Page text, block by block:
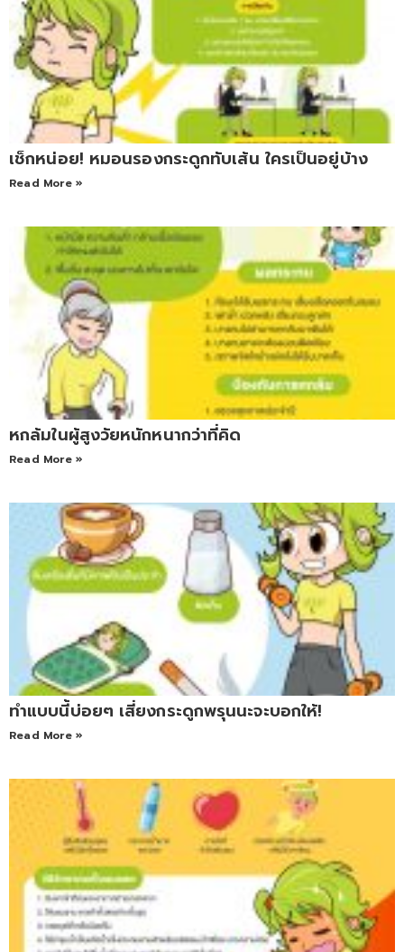
เช็กหน่อย! หมอนรองกระดูกทับเส้น ใครเป็นอยู่บ้าง
Read More »
หกล้มในผู้สูงวัยหนักหนากว่าที่คิด
Read More »
ทำแบบนี้บ่อยๆ เสี่ยงกระดูกพรุนนะจะบอกให้!
Read More »